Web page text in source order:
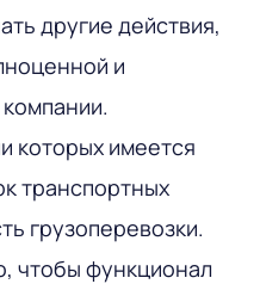
другие действия,
и
которых имеется
транспортных
грузоперевозки.
чтобы функционал